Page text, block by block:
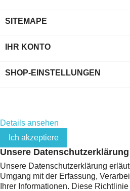
SITEMAPE
IHR KONTO
SHOP-EINSTELLUNGEN
Details ansehen
Ich akzeptiere
Unsere Datenschutzerklärung
Unsere Datenschutzerklärung
Umgang mit der Erfassung,
Ihrer Informationen. Diese